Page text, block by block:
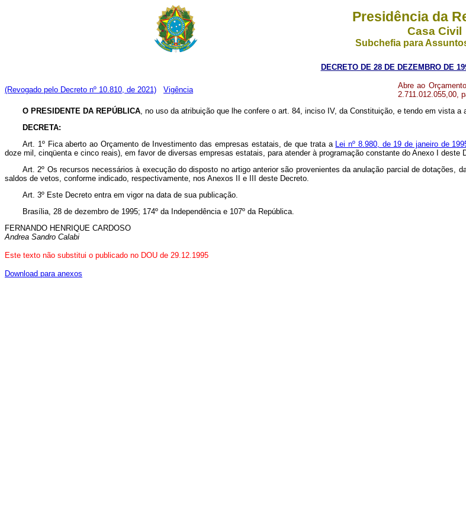
Presidência da
Casa Civil
Subchefia para
DECRETO DE 28 DE DEZEMBRO DE
(Revogado pelo Decreto nº 10.810, de 2021) Vigência
Abre ao
2.711.012.055,00,
O PRESIDENTE DA REPÚBLICA, no uso da atribuição que lhe confere o art. 84, inciso IV, da Constituição, e tendo em vista a
DECRETA:
Art. 1º Fica aberto ao Orçamento de Investimento das empresas estatais, de que trata a Lei nº 8.980, de 19 de janeiro de
doze mil, cinqüenta e cinco reais), em favor de diversas empresas estatais, para atender à programação constante do Anexo I deste
Art. 2º Os recursos necessários à execução do disposto no artigo anterior são provenientes da anulação parcial de
saldos de vetos, conforme indicado, respectivamente, nos Anexos II e III deste Decreto.
Art. 3º Este Decreto entra em vigor na data de sua publicação.
Brasília, 28 de dezembro de 1995; 174º da Independência e 107º da República.
FERNANDO HENRIQUE CARDOSO
Andrea Sandro Calabi
Este texto não substitui o publicado no DOU de 29.12.1995
Download para anexos